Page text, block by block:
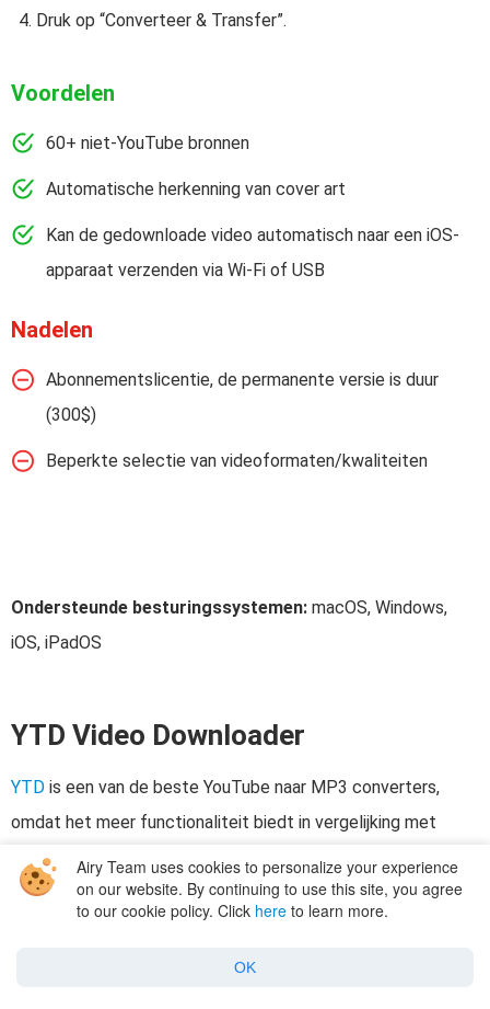
Druk op “Converteer & Transfer”.
Voordelen
60+ niet-YouTube bronnen
Automatische herkenning van cover art
Kan de gedownloade video automatisch naar een iOS-
apparaat verzenden via Wi-Fi of USB
Nadelen
Abonnementslicentie, de permanente versie is duur
(300$)
Beperkte selectie van videoformaten/kwaliteiten
Ondersteunde besturingssystemen: macOS, Windows,
iOS, iPadOS
YTD Video Downloader
YTD is een van de beste YouTube naar MP3 converters,
omdat het meer functionaliteit biedt in vergelijking met
andere. Wat voor functionaliteit, vraag je je misschien af?
Nou, het is ook een mediaspeler en een converter. Hoewel
deze aspecten van YTD beperkter zijn dan wat je zou krijgen
in een toegewijde converter of een volledige speler, zijn ze
Airy Team uses cookies to personalize your experience
on our website. By continuing to use this site, you agree
to our cookie policy. Click here to learn more.
OK